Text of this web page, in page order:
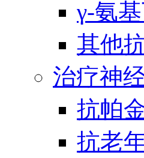
γ-氨
其他
治疗神
抗帕
抗老